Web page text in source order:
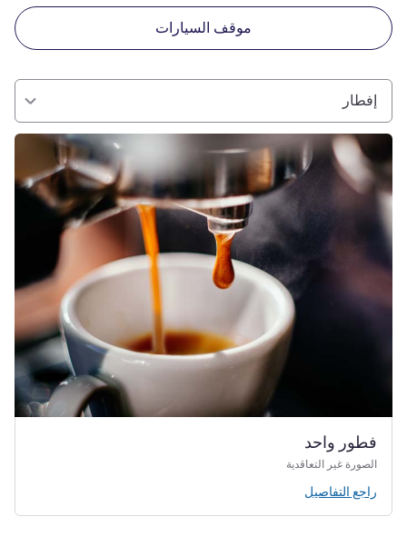
موقف السيارات
إفطار
فطور واحد
الصورة غير التعاقدية
راجع التفاصيل
راجع التفاصيل